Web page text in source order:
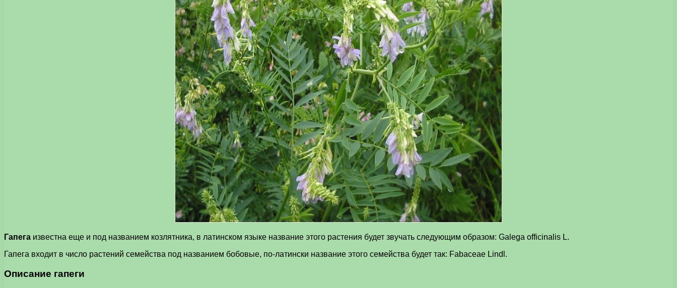
Гапега известна еще и под названием козлятника, в латинском языке название этого растения будет звучать следующим образом: Galega officinalis L.
Гапега входит в число растений семейства под названием бобовые, по-латински название этого семейства будет так: Fabaceae Lindl.
Описание гапеги